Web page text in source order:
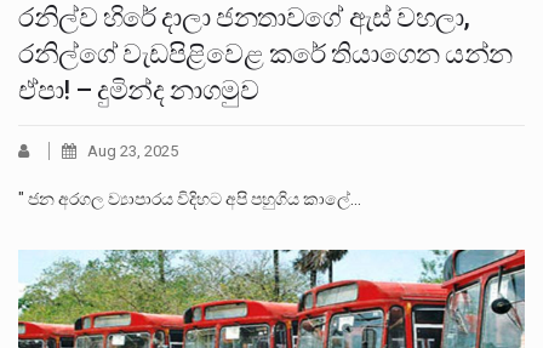
රනිල්ව හිරේ දාලා ජනතාවගේ ඇස් වහලා,
රනිල්ගේ වැඩපිළිවෙළ කරේ තියාගෙන යන්න
ඒපා! – දුමින්ද නාගමුව
Aug 23, 2025
" ජන අරගල ව්‍යාපාරය විදිහට අපි පහුගිය කාලේ…